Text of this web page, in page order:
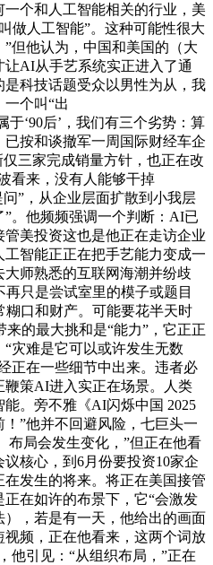
个和人工智能相关的行业，美
做人工智能”。这种可能性很大
但他认为，中国和美国的（大
AI从手艺系统实正进入了通
科技话题受众以男性为从，我
个叫“出
于‘90后’，我们有三个劣势：算
按和谈撤军一周国际财经车企
仅三家完成销量方针，也正在改
看来，没有人能够干掉
”，从企业层面扩散到小我层
。他频频强调一个判断：AI已
美投资这也是他正在走访企业
智能正正在把手艺能力变成一
师熟悉的互联网海潮并纷歧
只是尝试室里的模子或题目
口和财产。可能要花半天时
来的最大挑和是“能力”，它正正
灾难是它可以或许发生无数
正在一些细节中出来。违者必
策AI进入实正在场景。人类
。旁不雅《AI闪烁中国 2025
”他并不回避风险，七巨头一
布局会发生变化，”但正在他看
核心，到6月份要投资10家企
发生的将来。将正在美国接管
在如许的布景下，它“会激发
，若是有一天，他给出的画面
频，正在他看来，这两个词放
他引见：“从组织布局，”正在